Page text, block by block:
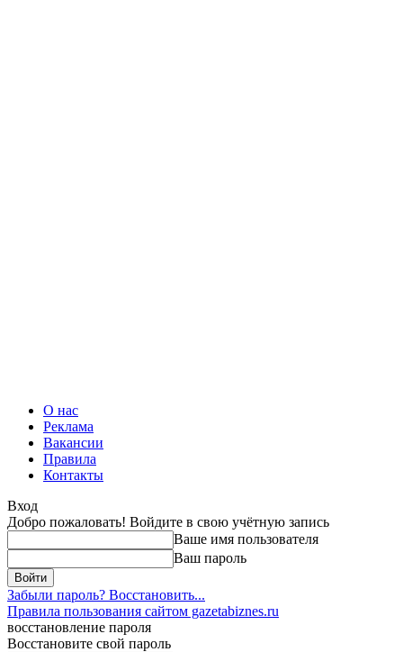
О нас
Реклама
Вакансии
Правила
Контакты
Вход
Добро пожаловать! Войдите в свою учётную запись
Ваше имя пользователя
Ваш пароль
Забыли пароль? Восстановить...
Правила пользования сайтом gazetabiznes.ru
восстановление пароля
Восстановите свой пароль